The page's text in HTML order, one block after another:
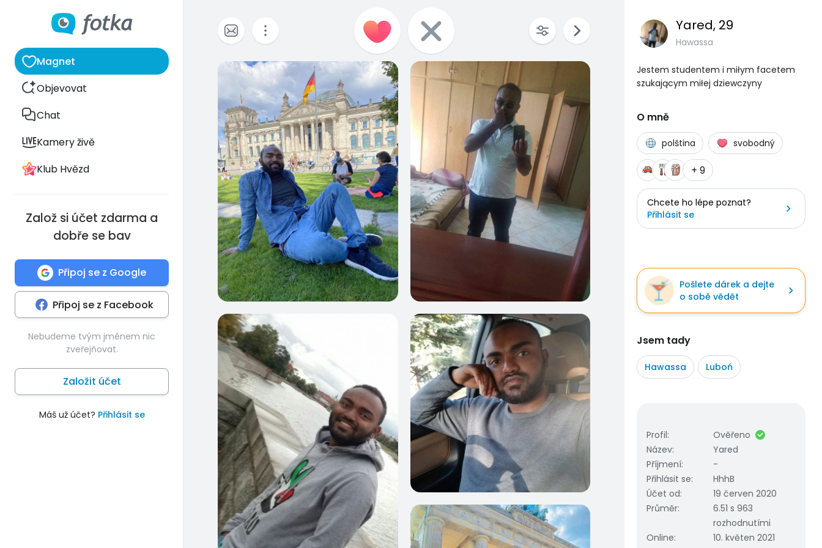
Magnet
Objevovat
Chat
Kamery živě
Klub Hvězd
Založ si účet zdarma a
dobře se bav
Připoj se z Google
Připoj se z Facebook
Nebudeme tvým jménem nic
zveřejňovat.
Založit účet
Máš už účet? Přihlásit se
0 0
0 1
1
1 2
0 0
Yared, 29
Hawassa
Jestem studentem i miłym facetem
szukającym miłej dziewczyny
O mně
polština svobodný
+ 9
Chcete ho lépe poznat?
Přihlásit se
Pošlete dárek a dejte
o sobě vědět
Jsem tady
Hawassa Luboń
Profil:
Ověřeno
Název:
Yared
Příjmení:
-
Přihlásit se:
HhhB
Účet od:
19 červen 2020
Průměr:
6.51 s 963
rozhodnutími
Online:
10. květen 2021